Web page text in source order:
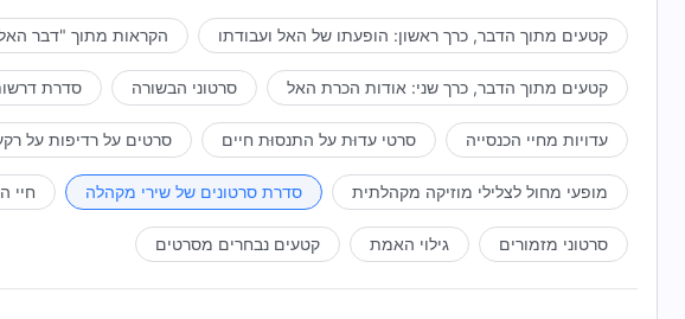
קטעים מתוך הדבר, כרך ראשון: הופעתו של האל ועבודתו הקראות מתוך "דבר האל
קטעים מתוך הדבר, כרך שני: אודות הכרת האל סרטוני הבשורה סדרת
עדויות מחיי הכנסייה סרטי עדוּת על התנסוּת חיים סרטים על רדיפות על
מופעי מחול לצלילי מוזיקה מקהלתית סדרת סרטונים של שירי מקהלה חיי
סרטוני מזמורים גילוי האמת קטעים נבחרים מסרטים